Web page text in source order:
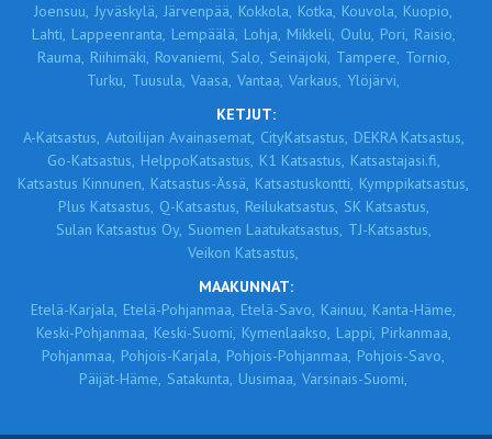
Joensuu, Jyväskylä, Järvenpää, Kokkola, Kotka, Kouvola, Kuopio,
Lahti, Lappeenranta, Lempäälä, Lohja, Mikkeli, Oulu, Pori, Raisio,
Rauma, Riihimäki, Rovaniemi, Salo, Seinäjoki, Tampere, Tornio,
Turku, Tuusula, Vaasa, Vantaa, Varkaus, Ylöjärvi,
KETJUT:
A-Katsastus, Autoilijan Avainasemat, CityKatsastus, DEKRA Katsastus,
Go-Katsastus, HelppoKatsastus, K1 Katsastus, Katsastajasi.fi,
Katsastus Kinnunen, Katsastus-Ässä, Katsastuskontti, Kymppikatsastus,
Plus Katsastus, Q-Katsastus, Reilukatsastus, SK Katsastus,
Sulan Katsastus Oy, Suomen Laatukatsastus, TJ-Katsastus,
Veikon Katsastus,
MAAKUNNAT:
Etelä-Karjala, Etelä-Pohjanmaa, Etelä-Savo, Kainuu, Kanta-Häme,
Keski-Pohjanmaa, Keski-Suomi, Kymenlaakso, Lappi, Pirkanmaa,
Pohjanmaa, Pohjois-Karjala, Pohjois-Pohjanmaa, Pohjois-Savo,
Päijät-Häme, Satakunta, Uusimaa, Varsinais-Suomi,